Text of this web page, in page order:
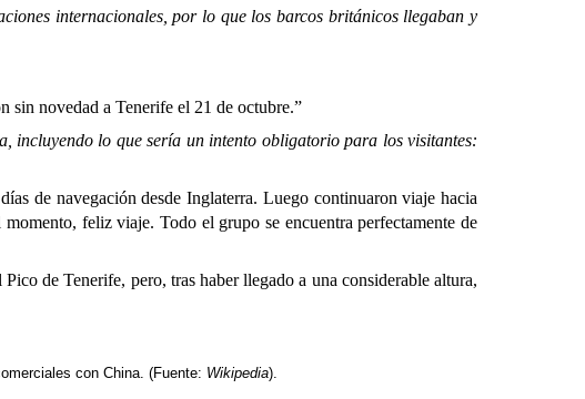
internacionales, por lo que los barcos británicos llegaban y
sin novedad a Tenerife el 21 de octubre.”
incluyendo lo que sería un intento obligatorio para los visitantes:
de navegación desde Inglaterra. Luego continuaron viaje hacia
feliz viaje. Todo el grupo se encuentra perfectamente de
de Tenerife, pero, tras haber llegado a una considerable altura,
con China. (Fuente: Wikipedia).